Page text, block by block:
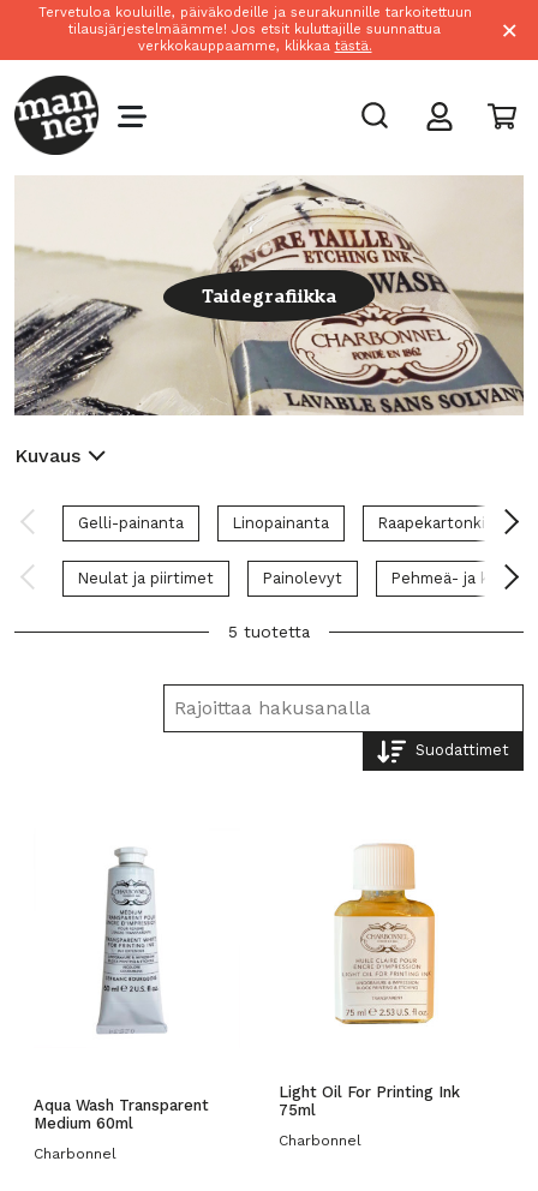
Tervetuloa kouluille, päiväkodeille ja seurakunnille tarkoitettuun
tilausjärjestelmäämme! Jos etsit kuluttajille suunnattua
verkkokauppaamme, klikkaa tästä. ×
Taidegrafiikka
Kuvaus
Gelli-painanta Linopainanta Raapekartonki
Neulat ja piirtimet Painolevyt Pehmeä- ja
5 tuotetta
Suodattimet
Aqua Wash Transparent
Medium 60ml
Charbonnel
Light Oil For Printing Ink
75ml
Charbonnel